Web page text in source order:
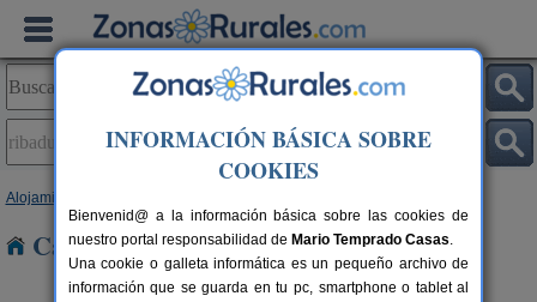
Alojamientos
Casas Rurales en Ribadumia
INFORMACIÓN BÁSICA SOBRE
COOKIES
Bienvenid@ a la información básica sobre las cookies de
nuestro portal responsabilidad de Mario Temprado Casas.
Una cookie o galleta informática es un pequeño archivo de
información que se guarda en tu pc, smartphone o tablet al